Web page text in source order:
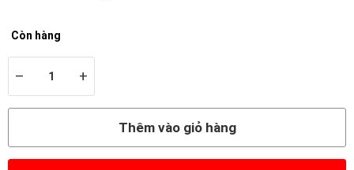
Còn hàng
– +
Thêm vào giỏ hàng